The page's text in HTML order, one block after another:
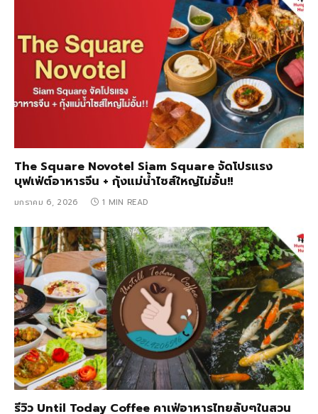
The Square Novotel Siam Square จัดโปรแรง
บุฟเฟ่ต์อาหารจีน + กุ้งแม่น้ำไซส์ใหญ่ไม่อั้น!!
มกราคม 6, 2026 1 MIN READ
รีวิว Until Today Coffee คาเฟ่อาหารไทยลับๆในสวน